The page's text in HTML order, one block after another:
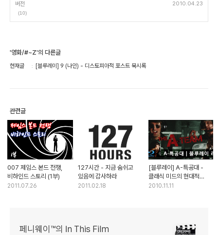
버전
(10)
2010.04.23
'영화/#~Z'의 다른글
현재글 [블루레이] 9 (나인) - 디스토피아적 포스트 묵시록
관련글
007 제임스 본드 전쟁,
비하인드 스토리 (1부)
2011.07.26
127시간 - 지금 숨쉬고
있음에 감사하라
2011.02.18
[블루레이] A-특공대 -
클래식 미드의 현대적
재해석
2010.11.11
페니웨이™의 In This Film